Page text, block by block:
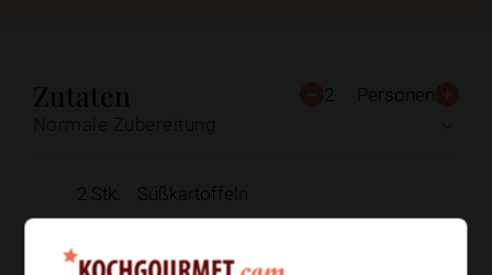
Zutaten 2
Personen
2 Stk.
Süßkartoffeln
Salz
Pfeffer